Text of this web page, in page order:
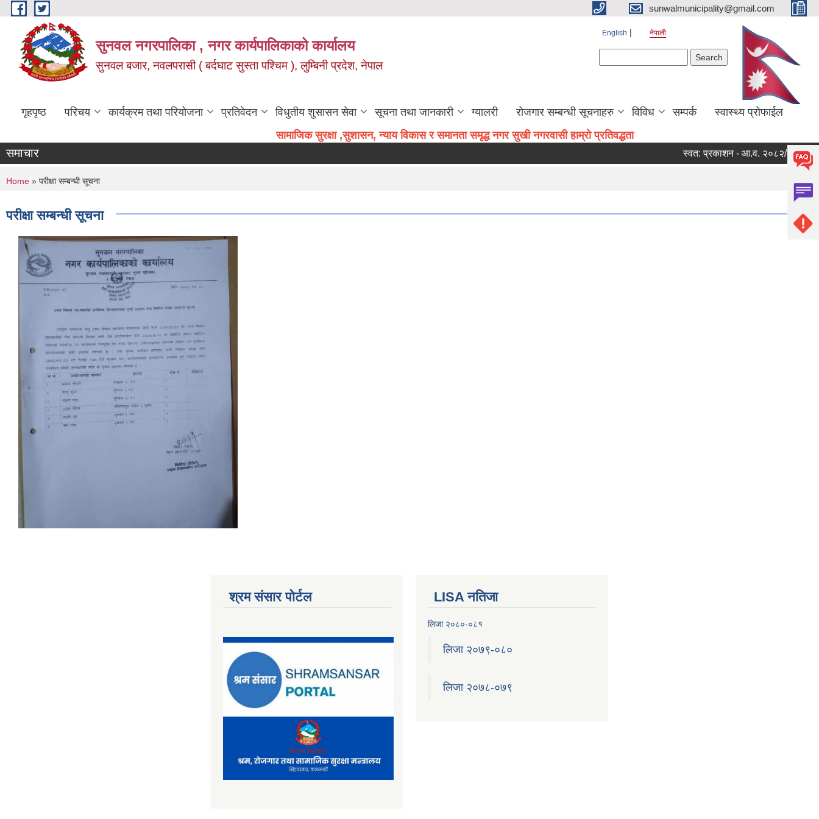
Skip to main content sunwalmunicipality@gmail.com
सुनवल नगरपालिका , नगर कार्यपालिकाको कार्यालय
सुनवल बजार, नवलपरासी ( बर्दघाट सुस्ता पश्चिम ), लुम्बिनी प्रदेश, नेपाल
English नेपाली
गृहपृष्ठ परिचय कार्यक्रम तथा परियोजना प्रतिवेदन विधुतीय शुसासन सेवा सूचना तथा जानकारी ग्यालरी रोजगार सम्बन्धी सूचनाहरु विविध सम्पर्क
स्वास्थ्य प्रोफाईल
सामाजिक सुरक्षा ,सुशासन, न्याय विकास र समानता समृद्ध नगर सुखी नगरवासी हाम्रो प्रतिवद्धता
समाचार स्वत: प्रकाशन - आ.व. २०८२/०८३ को
You are here
Home » परीक्षा सम्बन्धी सूचना
परीक्षा सम्बन्धी सूचना
श्रम संसार पोर्टल LISA नतिजा
लिजा २०८०-०८१
लिजा २०७९-०८०
लिजा २०७८-०७९